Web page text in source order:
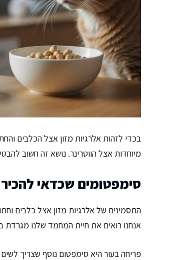
בכדי לזהות אלרגיות מזון אצל הכלבים
מיוחדות אצל הווטרינר. נושא זה חשוב
סימפטומים שכדאי להכיר
התסמינים של אלרגיות מזון אצל כלבים
אנחנו רואים את חיית המחמד שלנו מגרדת
פריחה בעור היא סימפטום נוסף שצריך